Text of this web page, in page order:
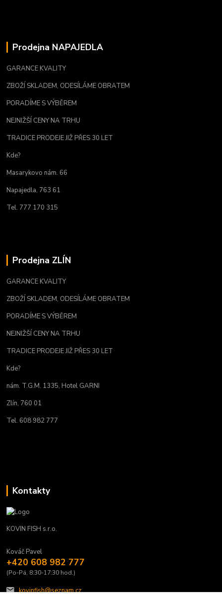
Prodejna NAPAJEDLA
GARANCE KVALITY
ZBOŽÍ SKLADEM, ODESÍLÁME OBRATEM
PORADÍME S VÝBĚREM
NEJNIŽŠÍ CENY NA TRHU
TRADICE PRODEJE JIŽ PŘES 30 LET
Kde?
Masarykovo nám. 66
Napajedla, 763 61
Tel. 777 170 315
Prodejna ZLÍN
GARANCE KVALITY
ZBOŽÍ SKLADEM, ODESÍLÁME OBRATEM
PORADÍME S VÝBĚREM
NEJNIŽŠÍ CENY NA TRHU
TRADICE PRODEJE JIŽ PŘES 30 LET
Kde?
nám. T.G.M. 1335, Hotel GARNI
Zlín, 760 01
Tel. 608 982 777
Kontakty
KOVIN FISH s.r.o.
Kováč Pavel
+420 608 982 777
(Po-Pá, 8:30-17:30 hod.)
kovinfish@seznam.cz